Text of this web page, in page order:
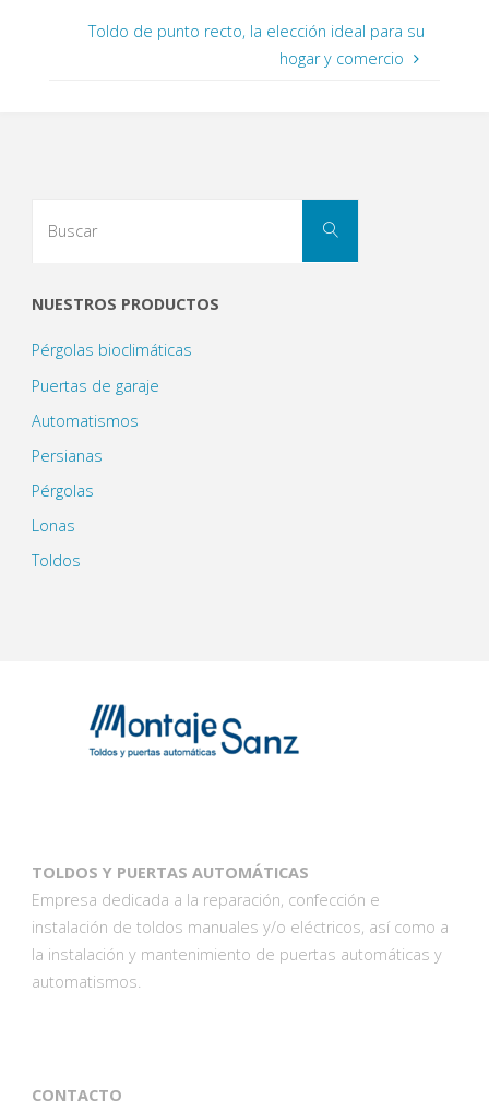
Toldo de punto recto, la elección ideal para su
hogar y comercio
Buscar
NUESTROS PRODUCTOS
Pérgolas bioclimáticas
Puertas de garaje
Automatismos
Persianas
Pérgolas
Lonas
Toldos
TOLDOS Y PUERTAS AUTOMÁTICAS
Empresa dedicada a la reparación, confección e
instalación de toldos manuales y/o eléctricos, así como a
la instalación y mantenimiento de puertas automáticas y
automatismos.
CONTACTO